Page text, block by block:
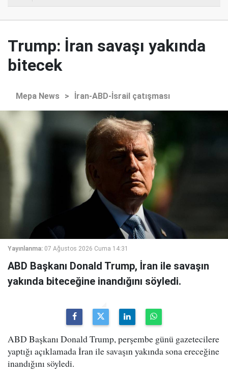
Trump: İran savaşı yakında
bitecek
Mepa News > İran-ABD-İsrail çatışması
Yayınlanma: 07 Ağustos 2026 Cuma 14:31
ABD Başkanı Donald Trump, İran ile savaşın
yakında biteceğine inandığını söyledi.
ABD Başkanı Donald Trump, perşembe günü gazetecilere
yaptığı açıklamada İran ile savaşın yakında sona ereceğine
inandığını söyledi.